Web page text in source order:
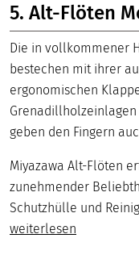
5. Alt-Flöten
Die in vollkommener
bestechen mit ihrer
ergonomischen
Grenadillholzeinlagen
geben den Fingern
Miyazawa Alt-Flöten
zunehmender
Schutzhülle und
weiterlesen